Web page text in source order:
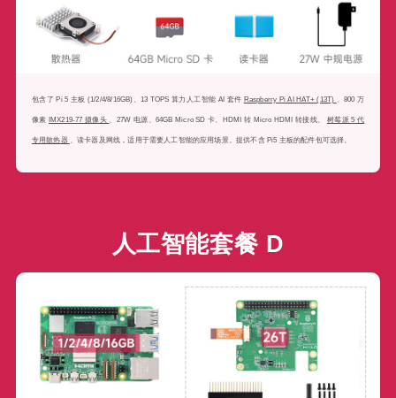
包含了 Pi 5 主板 (1/2/4/8/16GB)、13 TOPS 算力人工智能 AI 套件 Raspberry Pi AI HAT+ (13T) 、800 万
像素 IMX219-77 摄像头 、27W 电源、64GB Micro SD 卡、HDMI 转 Micro HDMI 转接线、 树莓派 5 代
专用散热器 、读卡器及网线，适用于需要人工智能的应用场景。提供不含 Pi5 主板的配件包可选择。
人工智能套餐 D